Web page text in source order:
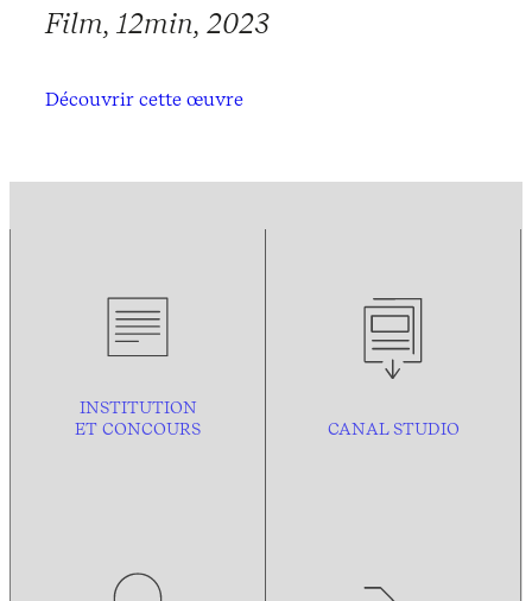
Film, 12min, 2023
Découvrir cette œuvre
INSTITUTION
ET CONCOURS
CANAL STUDIO